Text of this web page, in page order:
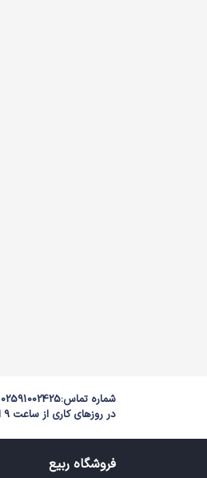
شماره تماس:02591002425
در روزهای کاری از ساعت 9 الی 15
فروشگاه ربیع